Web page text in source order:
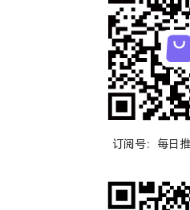
订阅号：每日